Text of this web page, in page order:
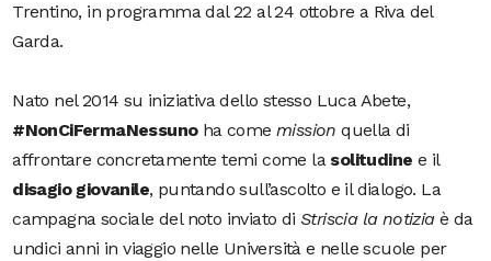
Trentino, in programma dal 22 al 24 ottobre a Riva del
Garda.
Nato nel 2014 su iniziativa dello stesso Luca Abete,
#NonCiFermaNessuno ha comemissionquella di
affrontare concretamente temi come la solitudine e il
disagio giovanile, puntando sull’ascolto e il dialogo. La
campagna sociale del noto inviato diStriscia la notiziaè da
undici anni in viaggio nelle Università e nelle scuole per